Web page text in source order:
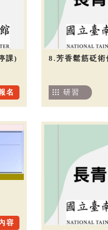
課)
名
8.芳香鬆筋砭術
研習
容